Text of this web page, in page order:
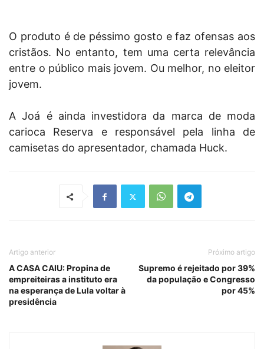
O produto é de péssimo gosto e faz ofensas aos
cristãos. No entanto, tem uma certa relevância
entre o público mais jovem. Ou melhor, no eleitor
jovem.
A Joá é ainda investidora da marca de moda
carioca Reserva e responsável pela linha de
camisetas do apresentador, chamada Huck.
Artigo anterior
A CASA CAIU: Propina de
empreiteiras a instituto era
na esperança de Lula voltar à
presidência
Próximo artigo
Supremo é rejeitado por 39%
da população e Congresso
por 45%